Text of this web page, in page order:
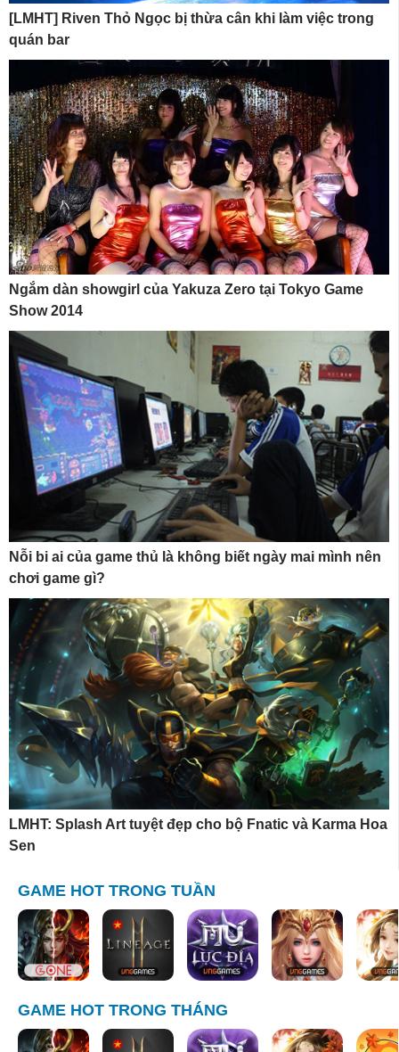
[LMHT] Riven Thỏ Ngọc bị thừa cân khi làm việc trong
quán bar
Ngắm dàn showgirl của Yakuza Zero tại Tokyo Game
Show 2014
Nỗi bi ai của game thủ là không biết ngày mai mình nên
chơi game gì?
LMHT: Splash Art tuyệt đẹp cho bộ Fnatic và Karma Hoa
Sen
GAME HOT TRONG TUẦN
GAME HOT TRONG THÁNG